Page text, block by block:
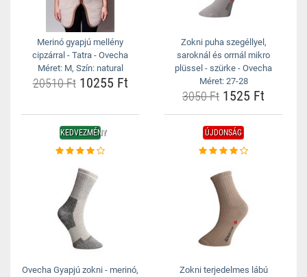
Merinó gyapjú mellény
cipzárral - Tatra - Ovecha
Méret: M, Szín: natural
20510 Ft10255 Ft
Zokni puha szegéllyel,
saroknál és orrnál mikro
plüssel - szürke - Ovecha
Méret: 27-28
3050 Ft 1525 Ft
KEDVEZMÉNY
Ovecha Gyapjú zokni - merinó,
ÚJDONSÁG
Zokni terjedelmes lábú